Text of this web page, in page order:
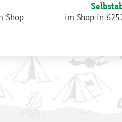
Shop im Shop in